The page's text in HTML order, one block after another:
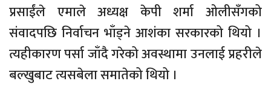
प्रसाईंले एमाले अध्यक्ष केपी शर्मा ओलीसँगको
संवादपछि निर्वाचन भाँड्ने आशंका सरकारको थियो ।
त्यहीकारण पर्सा जाँदै गरेको अवस्थामा उनलाई प्रहरीले
बल्खुबाट त्यसबेला समातेको थियो ।